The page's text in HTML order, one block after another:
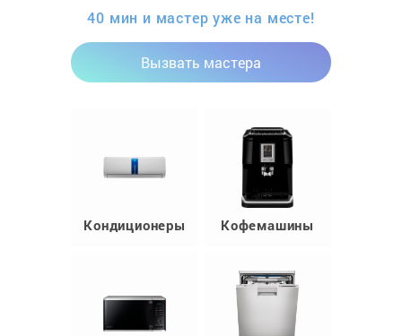
40 мин и мастер уже на месте!
Вызвать мастера
Кондиционеры Кофемашины